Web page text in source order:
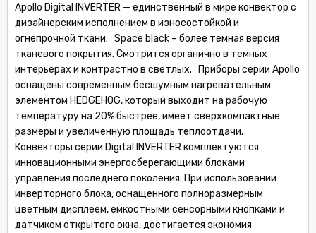
Apollo Digital INVERTER — единственный в мире конвектор с
дизайнерским исполнением в износостойкой и
огнепрочной ткани. Space black – более темная версия
тканевого покрытия. Смотрится органично в темных
интерьерах и контрастно в светлых. Приборы серии Apollo
оснащены современным бесшумным нагревательным
элементом HEDGEHOG, который выходит на рабочую
температуру на 20% быстрее, имеет сверхкомпактные
размеры и увеличенную площадь теплоотдачи.
Конвекторы серии Digital INVERTER комплектуются
инновационными энергосберегающими блоками
управления последнего поколения. При использовании
инверторного блока, оснащенного полноразмерным
цветным дисплеем, емкостными сенсорными кнопками и
датчиком открытого окна, достигается экономия